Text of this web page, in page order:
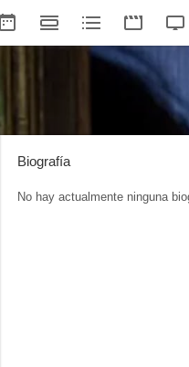
Biografía
No hay actualmente ninguna